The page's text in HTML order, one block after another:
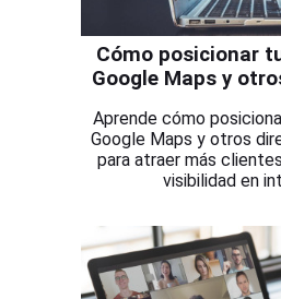
Cómo posicionar
Google Maps y
Aprende cómo
Google Maps y otros
para atraer más
visibilidad en